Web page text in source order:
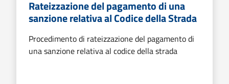
Rateizzazione del pagamento di una
sanzione relativa al Codice della Strada
Procedimento di rateizzazione del pagamento di
una sanzione relativa al codice della strada